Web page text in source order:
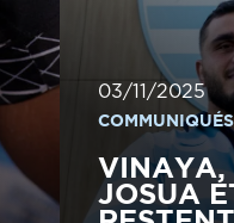
03/11/2025
VINAYA,
JOSUA